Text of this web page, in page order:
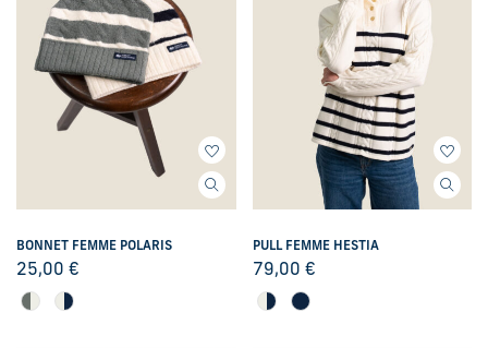
BONNET FEMME POLARIS
25,00 €
PULL FEMME HESTIA
79,00 €